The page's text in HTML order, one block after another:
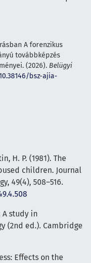
A forenzikus
továbbképzés
(2026). Belügyi
bsz-ajia-
H. P. (1981). The
children. Journal
49(4), 508–516.
A study in
(2nd ed.). Cambridge
Effects on the